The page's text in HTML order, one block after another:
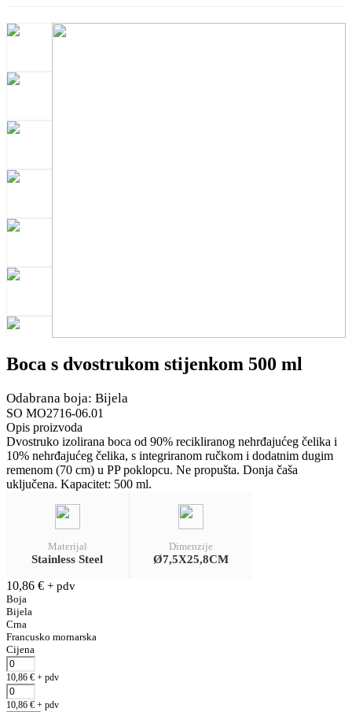
Boca s dvostrukom stijenkom 500 ml
Odabrana boja: Bijela
SO MO2716-06.01
Opis proizvoda
Dvostruko izolirana boca od 90% recikliranog nehrđajućeg čelika i
10% nehrđajućeg čelika, s integriranom ručkom i dodatnim dugim
remenom (70 cm) u PP poklopcu. Ne propušta. Donja čaša
uključena. Kapacitet: 500 ml.
Materijal
Stainless Steel
Dimenzije
Ø7,5X25,8CM
10,86 € + pdv
Boja
Bijela
Crna
Francusko mornarska
Cijena
10,86 € + pdv
10,86 € + pdv